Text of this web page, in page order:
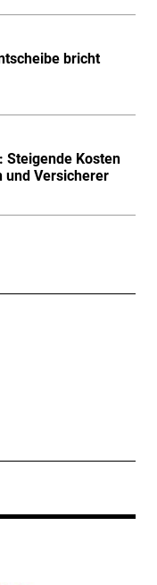
bricht
Steigende Kosten
und Versicherer